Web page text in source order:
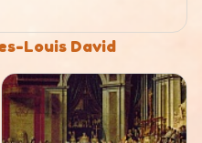
Louis David